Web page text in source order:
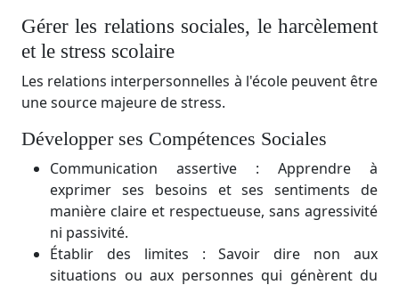
Gérer les relations sociales, le harcèlement
et le stress scolaire
Les relations interpersonnelles à l'école peuvent être
une source majeure de stress.
Développer ses Compétences Sociales
Communication assertive : Apprendre à
exprimer ses besoins et ses sentiments de
manière claire et respectueuse, sans agressivité
ni passivité.
Établir des limites : Savoir dire non aux
situations ou aux personnes qui génèrent du